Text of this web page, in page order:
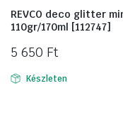
REVCO deco glitter
110gr/170ml [112747]
5 650 Ft
Készleten